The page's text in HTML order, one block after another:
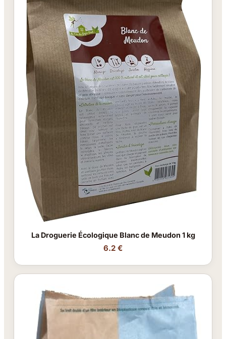
La Droguerie Écologique Blanc de Meudon 1 kg
6.2 €